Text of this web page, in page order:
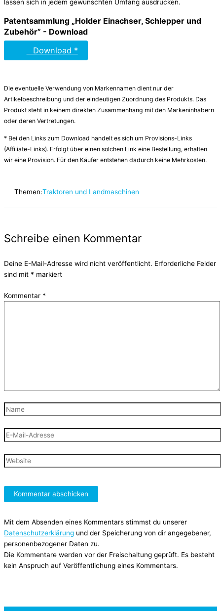
lassen sich in jedem gewünschten Umfang ausdrucken.
Patentsammlung „Holder Einachser, Schlepper und
Zubehör” - Download
Download *
Die eventuelle Verwendung von Markennamen dient nur der
Artikelbeschreibung und der eindeutigen Zuordnung des Produkts. Das
Produkt steht in keinem direkten Zusammenhang mit den Markeninhabern
oder deren Vertretungen.
* Bei den Links zum Download handelt es sich um Provisions-Links
(Affiliate-Links). Erfolgt über einen solchen Link eine Bestellung, erhalten
wir eine Provision. Für den Käufer entstehen dadurch keine Mehrkosten.
Themen:Traktoren und Landmaschinen
Schreibe einen Kommentar
Deine E-Mail-Adresse wird nicht veröffentlicht. Erforderliche Felder
sind mit * markiert
Kommentar *
Name
E-
Mail-
Adresse
Website
Mit dem Absenden eines Kommentars stimmst du unserer
Datenschutzerklärung und der Speicherung von dir angegebener,
personenbezogener Daten zu.
Die Kommentare werden vor der Freischaltung geprüft. Es besteht
kein Anspruch auf Veröffentlichung eines Kommentars.